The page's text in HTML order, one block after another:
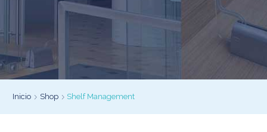
Inicio Shop Shelf Management